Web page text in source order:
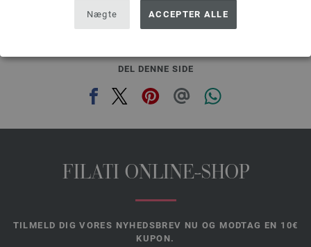
Nægte ACCEPTER ALLE
DEL DENNE SIDE
FILATI ONLINE-SHOP
TILMELD DIG VORES NYHEDSBREV NU OG MODTAG EN 10€
KUPON.